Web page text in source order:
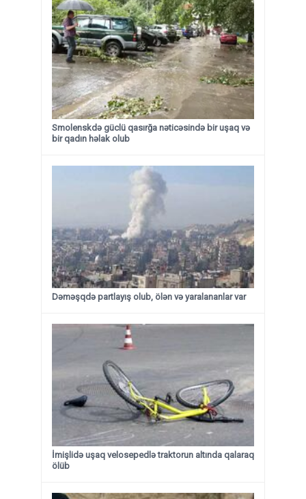
Smolenskdə güclü qasırğa nəticəsində bir uşaq və
bir qadın həlak olub
Dəməşqdə partlayış olub, ölən və yaralananlar var
İmişlidə uşaq velosepedlə traktorun altında qalaraq
ölüb